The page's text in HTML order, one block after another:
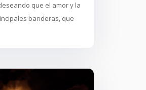
que el amor y la
banderas, que